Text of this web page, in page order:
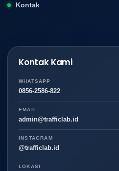
Kontak
Kontak Kami
WHATSAPP
0856-2586-822
EMAIL
admin@trafficlab.id
INSTAGRAM
@trafficlab.id
LOKASI